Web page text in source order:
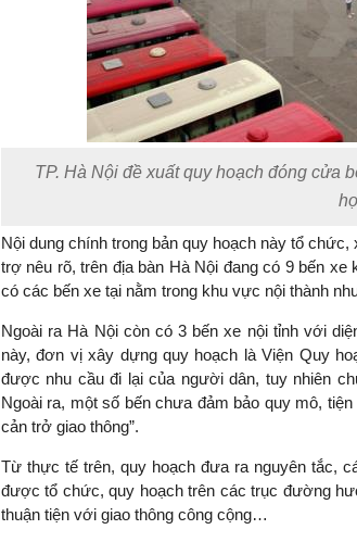
TP. Hà Nội đề xuất quy hoạch đóng cửa
Nội dung chính trong bản quy hoạch này tổ
trợ nêu rõ, trên địa bàn Hà Nội đang có 9 bến xe
có các bến xe tại nằm trong khu vực nội thành
Ngoài ra Hà Nội còn có 3 bến xe nội tỉnh với
này, đơn vị xây dựng quy hoạch là Viện Quy
được nhu cầu đi lại của người dân, tuy nhiên
Ngoài ra, một số bến chưa đảm bảo quy mô,
cản trở giao thông”.
Từ thực tế trên, quy hoạch đưa ra nguyên tắc,
được tổ chức, quy hoạch trên các trục đường
thuận tiện với giao thông công cộng…
TS. Nguyễn Đức Độ - Phó Viện